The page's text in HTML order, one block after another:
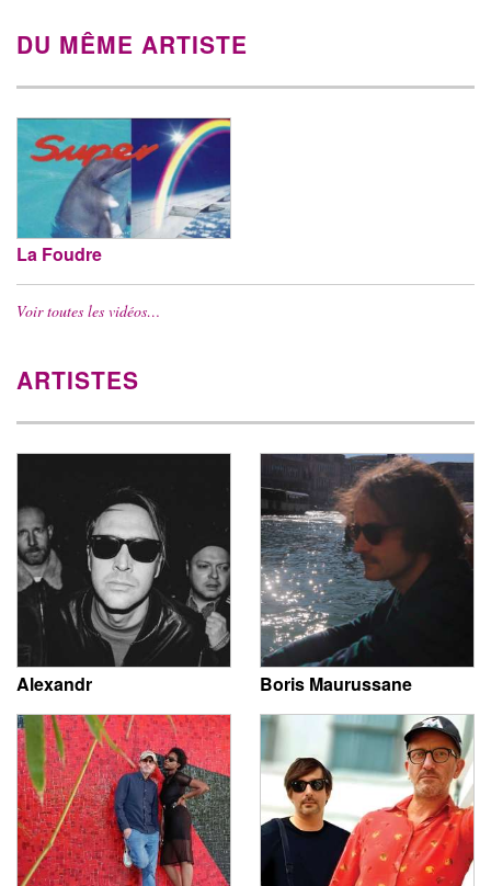
DU MÊME ARTISTE
La Foudre
Voir toutes les vidéos…
ARTISTES
Alexandr Boris Maurussane